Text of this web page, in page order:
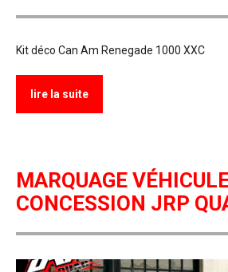
Kit déco Can Am Renegade 1000 XXC
lire la suite
MARQUAGE
CONCESSION JRP